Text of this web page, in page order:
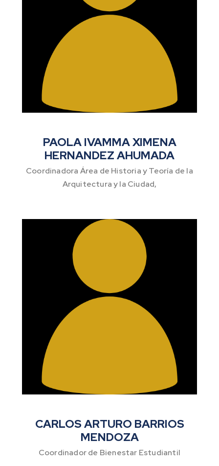
PAOLA IVAMMA XIMENA
HERNANDEZ AHUMADA
Coordinadora Área de Historia y Teoría de la
Arquitectura y la Ciudad,
CARLOS ARTURO BARRIOS
MENDOZA
Coordinador de Bienestar Estudiantil